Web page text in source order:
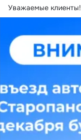
Уважаемые клиенты!